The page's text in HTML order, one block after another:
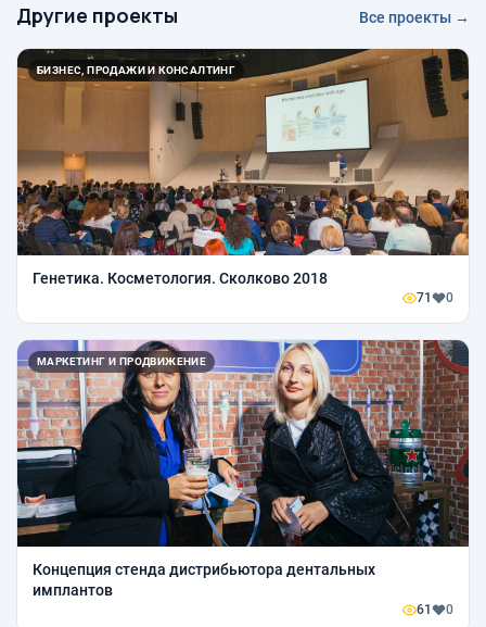
Другие проекты Все проекты →
БИЗНЕС, ПРОДАЖИ И КОНСАЛТИНГ
Генетика. Косметология. Сколково 2018
71 0
МАРКЕТИНГ И ПРОДВИЖЕНИЕ
Концепция стенда дистрибьютора дентальных
имплантов
61 0